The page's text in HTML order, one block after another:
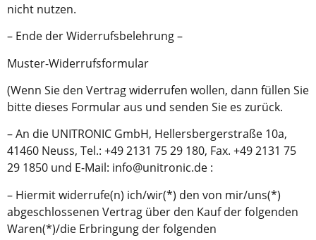
nicht nutzen.
– Ende der Widerrufsbelehrung –
Muster-Widerrufsformular
(Wenn Sie den Vertrag widerrufen wollen, dann füllen Sie
bitte dieses Formular aus und senden Sie es zurück.
– An die UNITRONIC GmbH, Hellersbergerstraße 10a,
41460 Neuss, Tel.: +49 2131 75 29 180, Fax. +49 2131 75
29 1850 und E-Mail: info@unitronic.de :
– Hiermit widerrufe(n) ich/wir(*) den von mir/uns(*)
abgeschlossenen Vertrag über den Kauf der folgenden
Waren(*)/die Erbringung der folgenden